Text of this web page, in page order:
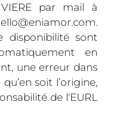
par mail à
disponibilité sont
en
une erreur dans
soit l’origine,
de l'EURL